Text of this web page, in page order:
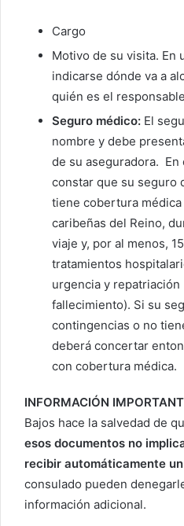
Cargo
Motivo de su visita. En
indicarse dónde va a
quién es el
Seguro médico: El
nombre y debe
de su aseguradora. En
constar que su seguro
tiene cobertura
caribeñas del Reino,
viaje y, por al menos,
tratamientos
urgencia y repatriación
fallecimiento). Si su
contingencias o no
deberá concertar
con cobertura médica.
INFORMACIÓN
Bajos hace la salvedad de
esos documentos no
recibir automáticamente
consulado pueden
información adicional.